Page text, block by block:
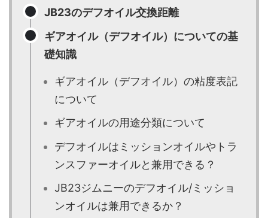
JB23のデフオイル交換距離
ギアオイル（デフオイル）についての基
礎知識
ギアオイル（デフオイル）の粘度表記
について
ギアオイルの用途分類について
デフオイルはミッションオイルやトラ
ンスファーオイルと兼用できる？
JB23ジムニーのデフオイル/ミッショ
ンオイルは兼用できるか？